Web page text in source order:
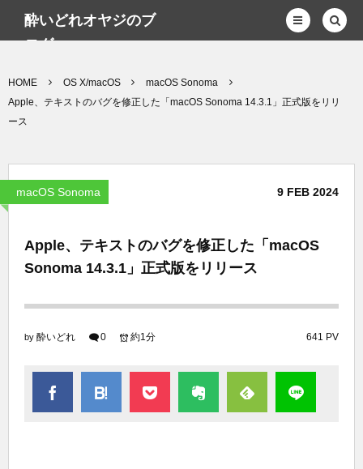
酔いどれオヤジのブ
ログwp
HOME OS X/macOS
macOS Sonoma
Apple、テキストのバグを修正した「macOS Sonoma 14.3.1」正式版をリリ
ース
macOS Sonoma 9 FEB 2024
Apple、テキストのバグを修正した「macOS
Sonoma 14.3.1」正式版をリリース
by 酔いどれ 0 641 PV
約1分